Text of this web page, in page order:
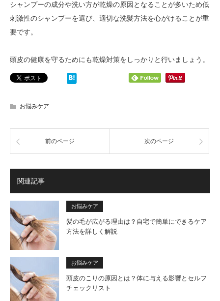
シャンプーの成分や洗い方が乾燥の原因となることが多いため低
刺激性のシャンプーを選び、適切な洗髪方法を心がけることが重
要です。
頭皮の健康を守るためにも乾燥対策をしっかりと行いましょう。
お悩みケア
前のページ 次のページ
関連記事
お悩みケア
髪の毛が広がる理由は？自宅で簡単にできるケア
方法を詳しく解説
お悩みケア
頭皮のこりの原因とは？体に与える影響とセルフ
チェックリスト